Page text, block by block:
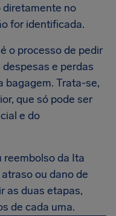
no
for identificada.
o processo de pedir
e perdas
bagagem. Trata-se,
que só pode ser
e do
reembolso da Ita
ou dano de
as duas etapas,
de cada uma.